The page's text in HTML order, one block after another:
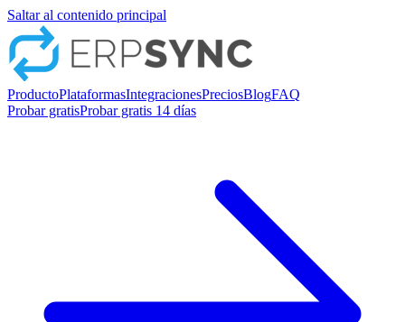
Saltar al contenido principal
ProductoPlataformasIntegracionesPreciosBlogFAQ
Probar gratisProbar gratis 14 días